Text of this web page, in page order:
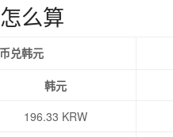
么算
兑韩元
韩元
196.33 KRW